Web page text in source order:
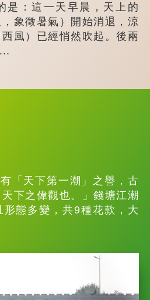
：這一天早晨，天上的
，象徵暑氣）開始消退，涼
風）已經悄然吹起。後兩
天下第一潮」之譽，古
下之偉觀也。」錢塘江潮
態多變，共9種花款，大